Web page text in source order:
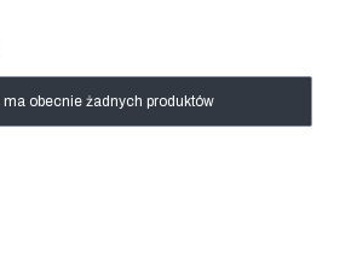
obecnie żadnych produktów